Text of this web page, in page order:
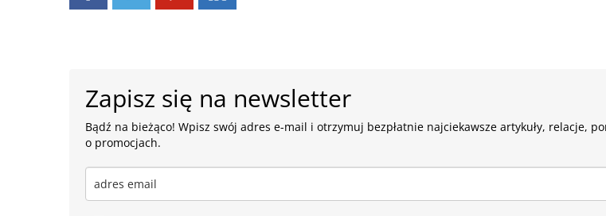
Zapisz się na newsletter
Bądź na bieżąco! Wpisz swój adres e-mail i otrzymuj bezpłatnie najciekawsze artykuły, relacje,
o promocjach.